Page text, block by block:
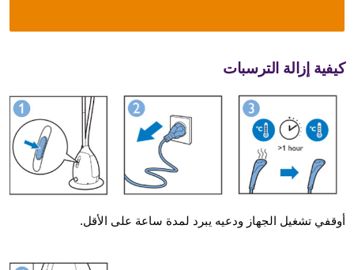
كيفية إزالة الترسبات
أوقفي تشغيل الجهاز ودعيه يبرد لمدة ساعة على الأقل.